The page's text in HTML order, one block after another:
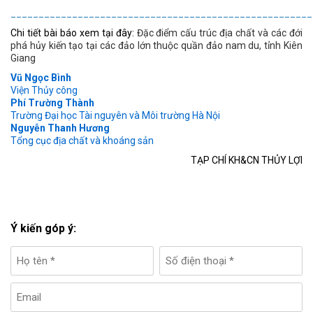
Chi tiết bài báo xem tại đây: Đặc điểm cấu trúc địa chất và các đới
phá hủy kiến tạo tại các đảo lớn thuộc quần đảo nam du, tỉnh Kiên
Giang
Vũ Ngọc Bình
Viện Thủy công
Phí Trường Thành
Trường Đại học Tài nguyên và Môi trường Hà Nội
Nguyễn Thanh Hương
Tổng cục địa chất và khoáng sản
TẠP CHÍ KH&CN THỦY LỢI
Ý kiến góp ý: